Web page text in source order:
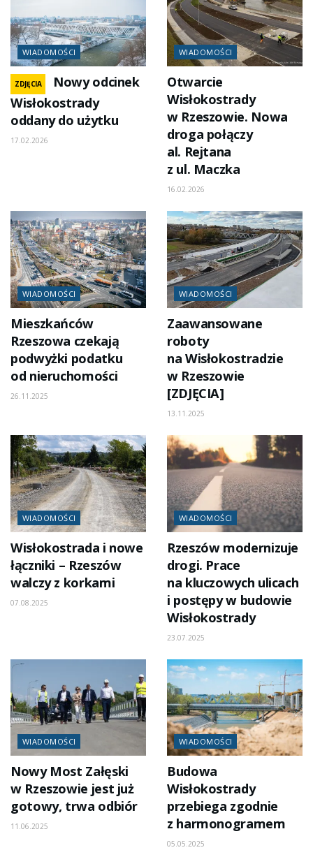
WIADOMOŚCI
ZDJĘCIA
Nowy odcinek
Wisłokostrady
oddany do użytku
17.02.2026
WIADOMOŚCI
Otwarcie
Wisłokostrady
w Rzeszowie. Nowa
droga połączy
al. Rejtana
z ul. Maczka
16.02.2026
WIADOMOŚCI
Mieszkańców
Rzeszowa czekają
podwyżki podatku
od nieruchomości
26.11.2025
WIADOMOŚCI
Zaawansowane
roboty
na Wisłokostradzie
w Rzeszowie
[ZDJĘCIA]
13.11.2025
WIADOMOŚCI
Wisłokostrada i nowe
łączniki – Rzeszów
walczy z korkami
07.08.2025
WIADOMOŚCI
Rzeszów modernizuje
drogi. Prace
na kluczowych ulicach
i postępy w budowie
Wisłokostrady
23.07.2025
WIADOMOŚCI
Nowy Most Załęski
w Rzeszowie jest już
gotowy, trwa odbiór
11.06.2025
WIADOMOŚCI
Budowa
Wisłokostrady
przebiega zgodnie
z harmonogramem
05.05.2025